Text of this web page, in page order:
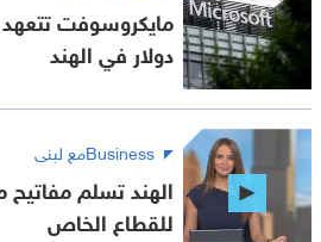
دولار في الهند
Businessمع لبنى
الهند تسلم
للقطاع الخاص